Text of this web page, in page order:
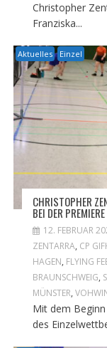
Christopher
Franziska...
Aktuelles Einzel
CHRISTOPHER
BEI DER
12. FEBRUAR
ZENTARRA, CP
HAGEN, FLYING
BRAUNSCHWEIG,
MÜNSTER,
Mit dem
des